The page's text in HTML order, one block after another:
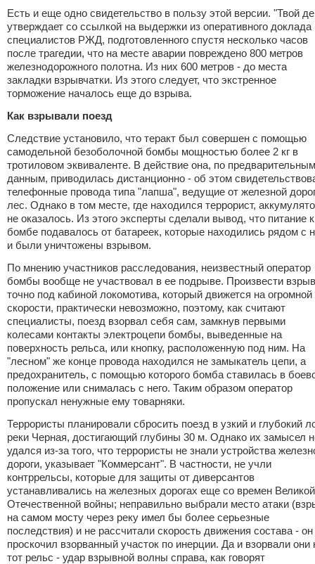
Есть и еще одно свидетельство в пользу этой версии. "Твой
утверждает со ссылкой на выдержки из оперативного доклада
специалистов РЖД, подготовленного спустя несколько часов
после трагедии, что на месте аварии повреждено 800 метров
железнодорожного полотна. Из них 600 метров - до места
закладки взрывчатки. Из этого следует, что экстренное
торможение началось еще до взрыва.
Как взрывали поезд
Следствие установило, что теракт был совершен с помощью
самодельной безоболочной бомбы мощностью более 2 кг в
тротиловом эквиваленте. В действие она, по предварительным
данным, приводилась дистанционно - об этом
телефонные провода типа "лапша", ведущие от железной
лес. Однако в том месте, где находился террорист,
не оказалось. Из этого эксперты сделали вывод, что питание к
бомбе подавалось от батареек, которые находились рядом с
и были уничтожены взрывом.
По мнению участников расследования, неизвестный оператор
бомбы вообще не участвовал в ее подрыве. Произвести взрыв
точно под кабиной локомотива, который движется на огромной
скорости, практически невозможно, поэтому, как считают
специалисты, поезд взорвал себя сам, замкнув первыми
колесами контакты электроцепи бомбы, выведенные на
поверхность рельса, или кнопку, расположенную под ним. На
"лесном" же конце провода находился не замыкатель цепи, а
предохранитель, с помощью которого бомба ставилась в
положение или снималась с него. Таким образом оператор
пропускал ненужные ему товарняки.
Террористы планировали сбросить поезд в узкий и глубокий
реки Черная, достигающий глубины 30 м. Однако их замысел
удался из-за того, что террористы не знали устройства
дороги, указывает "Коммерсант". В частности, не учли
контррельсы, которые для защиты от диверсантов
устанавливались на железных дорогах еще со времен Великой
Отечественной войны; неправильно выбрали место атаки
на самом мосту через реку имел бы более серьезные
последствия) и не рассчитали скорость движения состава - он
проскочил взорванный участок по инерции. Да и взорвали они
тот рельс - удар взрывной волны справа, как говорят